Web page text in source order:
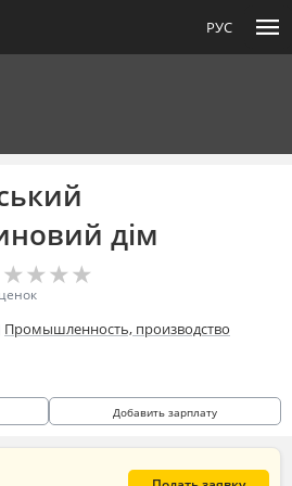
РУС menu
дім
★
★★
★★
★★
★
Промышленность, производство
Добавить зарплату